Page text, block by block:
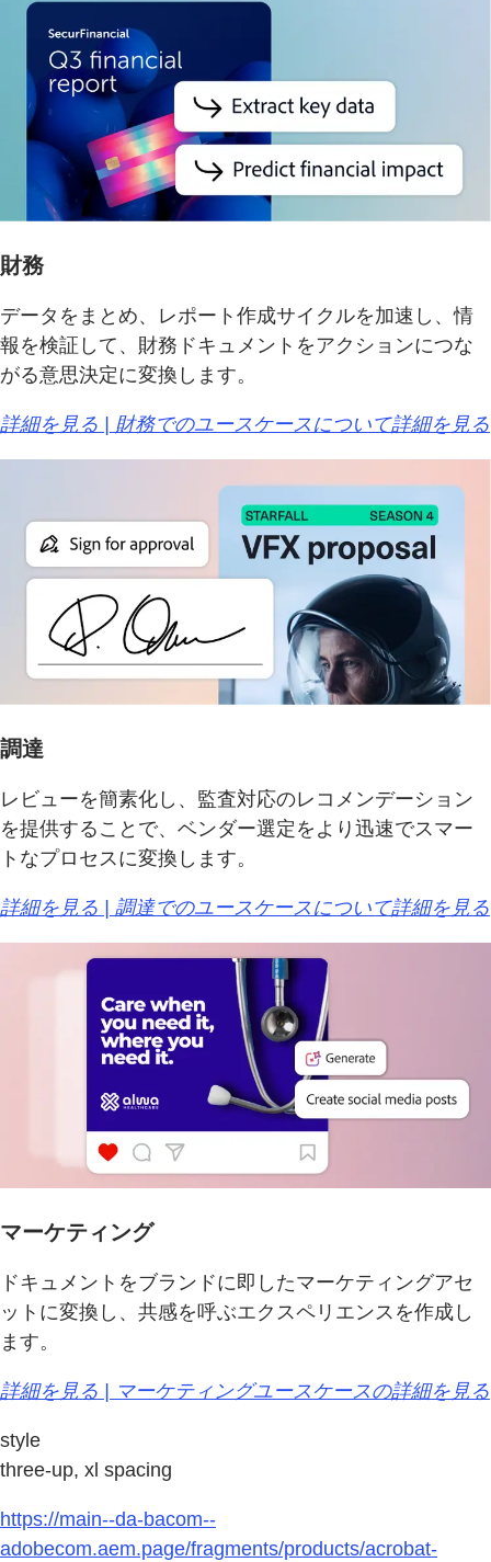
財務
データをまとめ、レポート作成サイクルを加速し、情
報を検証して、財務ドキュメントをアクションにつな
がる意思決定に変換します。
詳細を見る | 財務でのユースケースについて詳細を見る
調達
レビューを簡素化し、監査対応のレコメンデーション
を提供することで、ベンダー選定をより迅速でスマー
トなプロセスに変換します。
詳細を見る | 調達でのユースケースについて詳細を見る
マーケティング
ドキュメントをブランドに即したマーケティングアセ
ットに変換し、共感を呼ぶエクスペリエンスを作成し
ます。
詳細を見る | マーケティングユースケースの詳細を見る
style
three-up, xl spacing
https://main--da-bacom--
adobecom.aem.page/fragments/products/acrobat-